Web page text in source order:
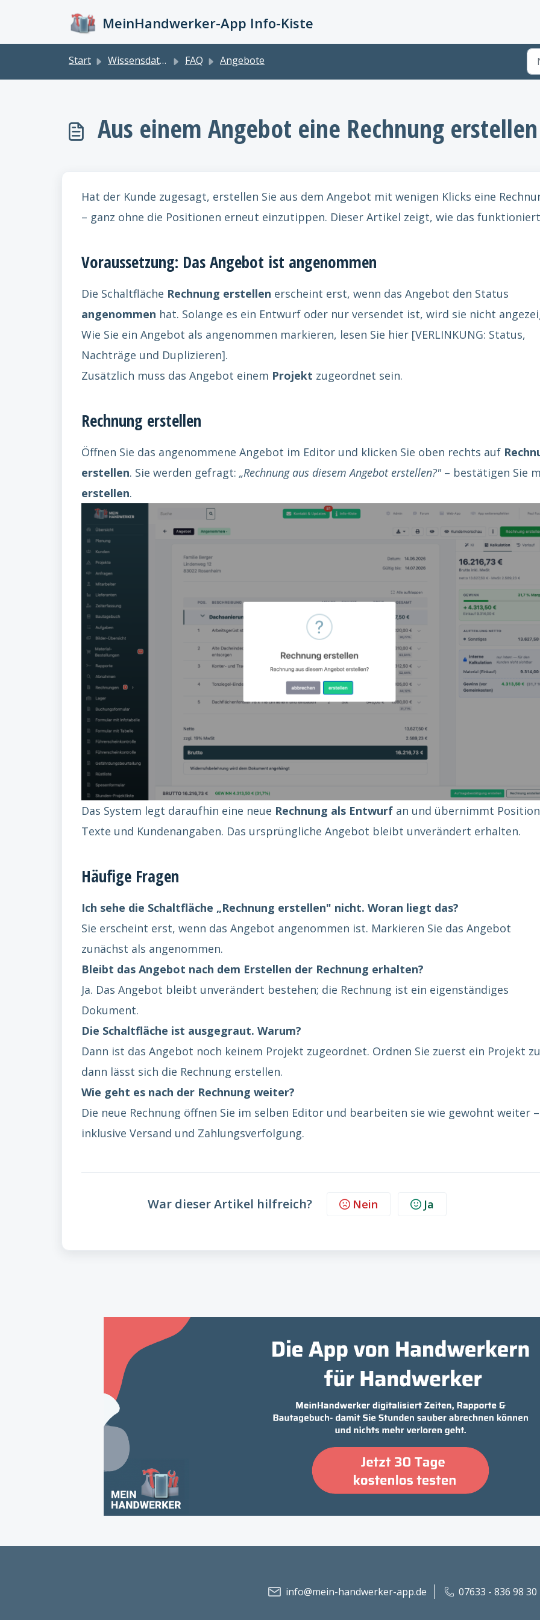
MeinHandwerker-App Info-Kiste
Start Wissensdatenbank FAQ Angebote
Aus einem Angebot eine Rechnung erstellen
Hat der Kunde zugesagt, erstellen Sie aus dem Angebot mit wenigen Klicks eine
– ganz ohne die Positionen erneut einzutippen. Dieser Artikel zeigt, wie das
Voraussetzung: Das Angebot ist angenommen
Die Schaltfläche Rechnung erstellen erscheint erst, wenn das Angebot den Status
angenommen hat. Solange es ein Entwurf oder nur versendet ist, wird sie nicht
Wie Sie ein Angebot als angenommen markieren, lesen Sie hier [VERLINKUNG: Status,
Nachträge und Duplizieren].
Zusätzlich muss das Angebot einem Projekt zugeordnet sein.
Rechnung erstellen
Öffnen Sie das angenommene Angebot im Editor und klicken Sie oben rechts auf
erstellen. Sie werden gefragt: „Rechnung aus diesem Angebot erstellen?"– bestätigen Sie
erstellen.
Das System legt daraufhin eine neue Rechnung als Entwurf an und übernimmt
Texte und Kundenangaben. Das ursprüngliche Angebot bleibt unverändert erhalten.
Häufige Fragen
Ich sehe die Schaltfläche „Rechnung erstellen" nicht. Woran liegt das?
Sie erscheint erst, wenn das Angebot angenommen ist. Markieren Sie das Angebot
zunächst als angenommen.
Bleibt das Angebot nach dem Erstellen der Rechnung erhalten?
Ja. Das Angebot bleibt unverändert bestehen; die Rechnung ist ein eigenständiges
Dokument.
Die Schaltfläche ist ausgegraut. Warum?
Dann ist das Angebot noch keinem Projekt zugeordnet. Ordnen Sie zuerst ein Projekt
dann lässt sich die Rechnung erstellen.
Wie geht es nach der Rechnung weiter?
Die neue Rechnung öffnen Sie im selben Editor und bearbeiten sie wie gewohnt weiter –
inklusive Versand und Zahlungsverfolgung.
War dieser Artikel hilfreich? Nein Ja
info@mein-handwerker-app.de 07633 - 836 98 30